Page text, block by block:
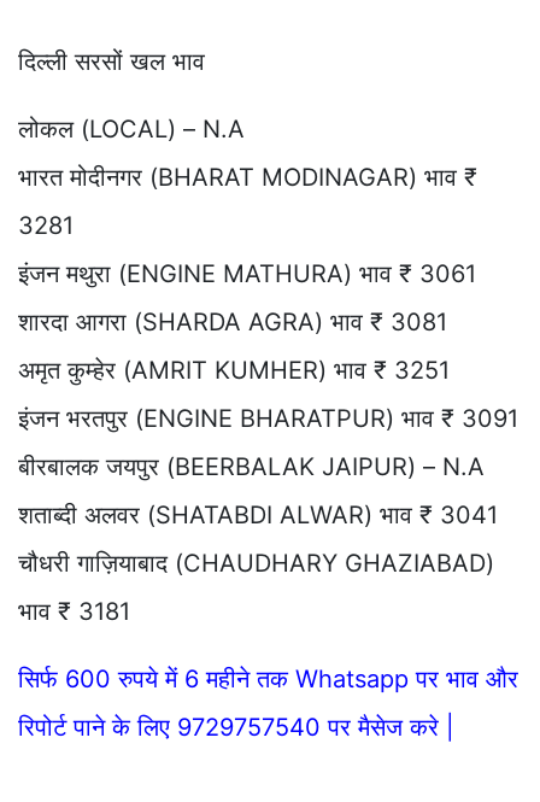
दिल्ली सरसों खल भाव
लोकल (LOCAL) – N.A
भारत मोदीनगर (BHARAT MODINAGAR) भाव ₹
3281
इंजन मथुरा (ENGINE MATHURA) भाव ₹ 3061
शारदा आगरा (SHARDA AGRA) भाव ₹ 3081
अमृत कुम्हेर (AMRIT KUMHER) भाव ₹ 3251
इंजन भरतपुर (ENGINE BHARATPUR) भाव ₹ 3091
बीरबालक जयपुर (BEERBALAK JAIPUR) – N.A
शताब्दी अलवर (SHATABDI ALWAR) भाव ₹ 3041
चौधरी गाज़ियाबाद (CHAUDHARY GHAZIABAD)
भाव ₹ 3181
सिर्फ 600 रुपये में 6 महीने तक Whatsapp पर भाव और
रिपोर्ट पाने के लिए 9729757540 पर मैसेज करे |